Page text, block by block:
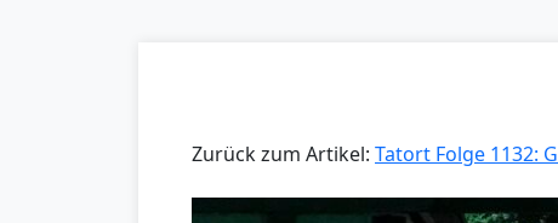
Zurück zum Artikel: Tatort Folge 1132: